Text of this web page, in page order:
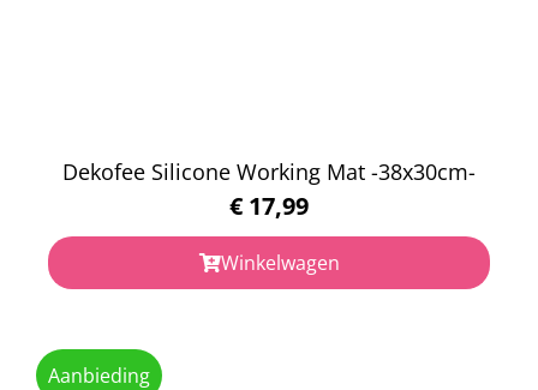
Dekofee Silicone Working Mat -38x30cm-
€ 17,99
Winkelwagen
Aanbieding